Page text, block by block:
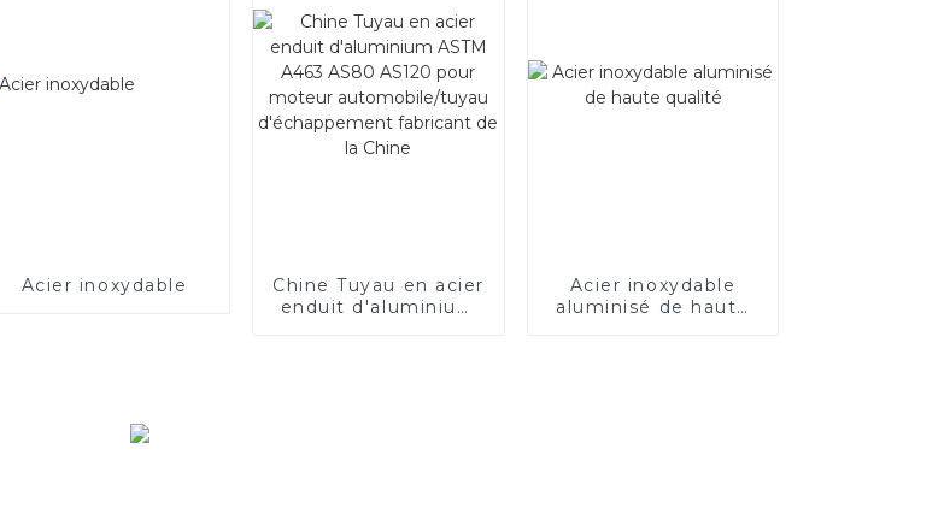
Acier inoxydable
Chine Tuyau en acier
enduit d'aluminium
Acier inoxydable
aluminisé de haute